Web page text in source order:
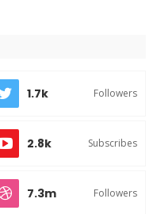
1.7k Followers
2.8k Subscribes
7.3m Followers